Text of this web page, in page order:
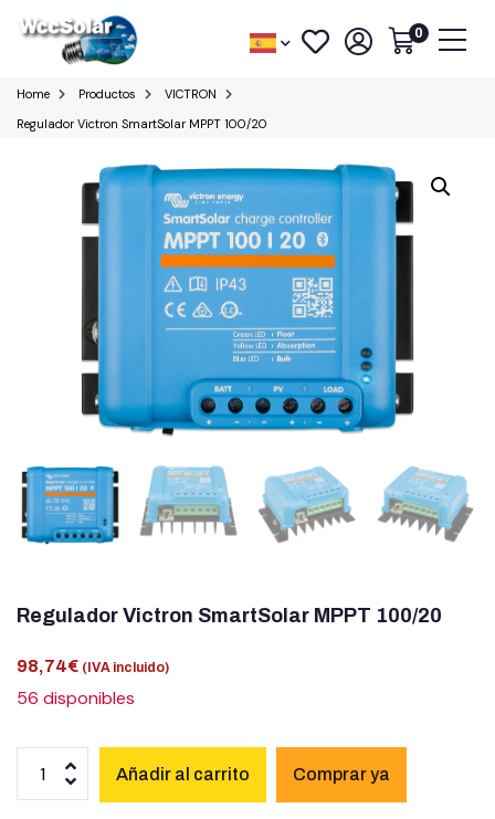
0
Home Productos
VICTRON
Regulador Victron SmartSolar MPPT 100/20
Regulador Victron SmartSolar MPPT 100/20
98,74€ (IVA incluido)
56 disponibles
Añadir al carrito